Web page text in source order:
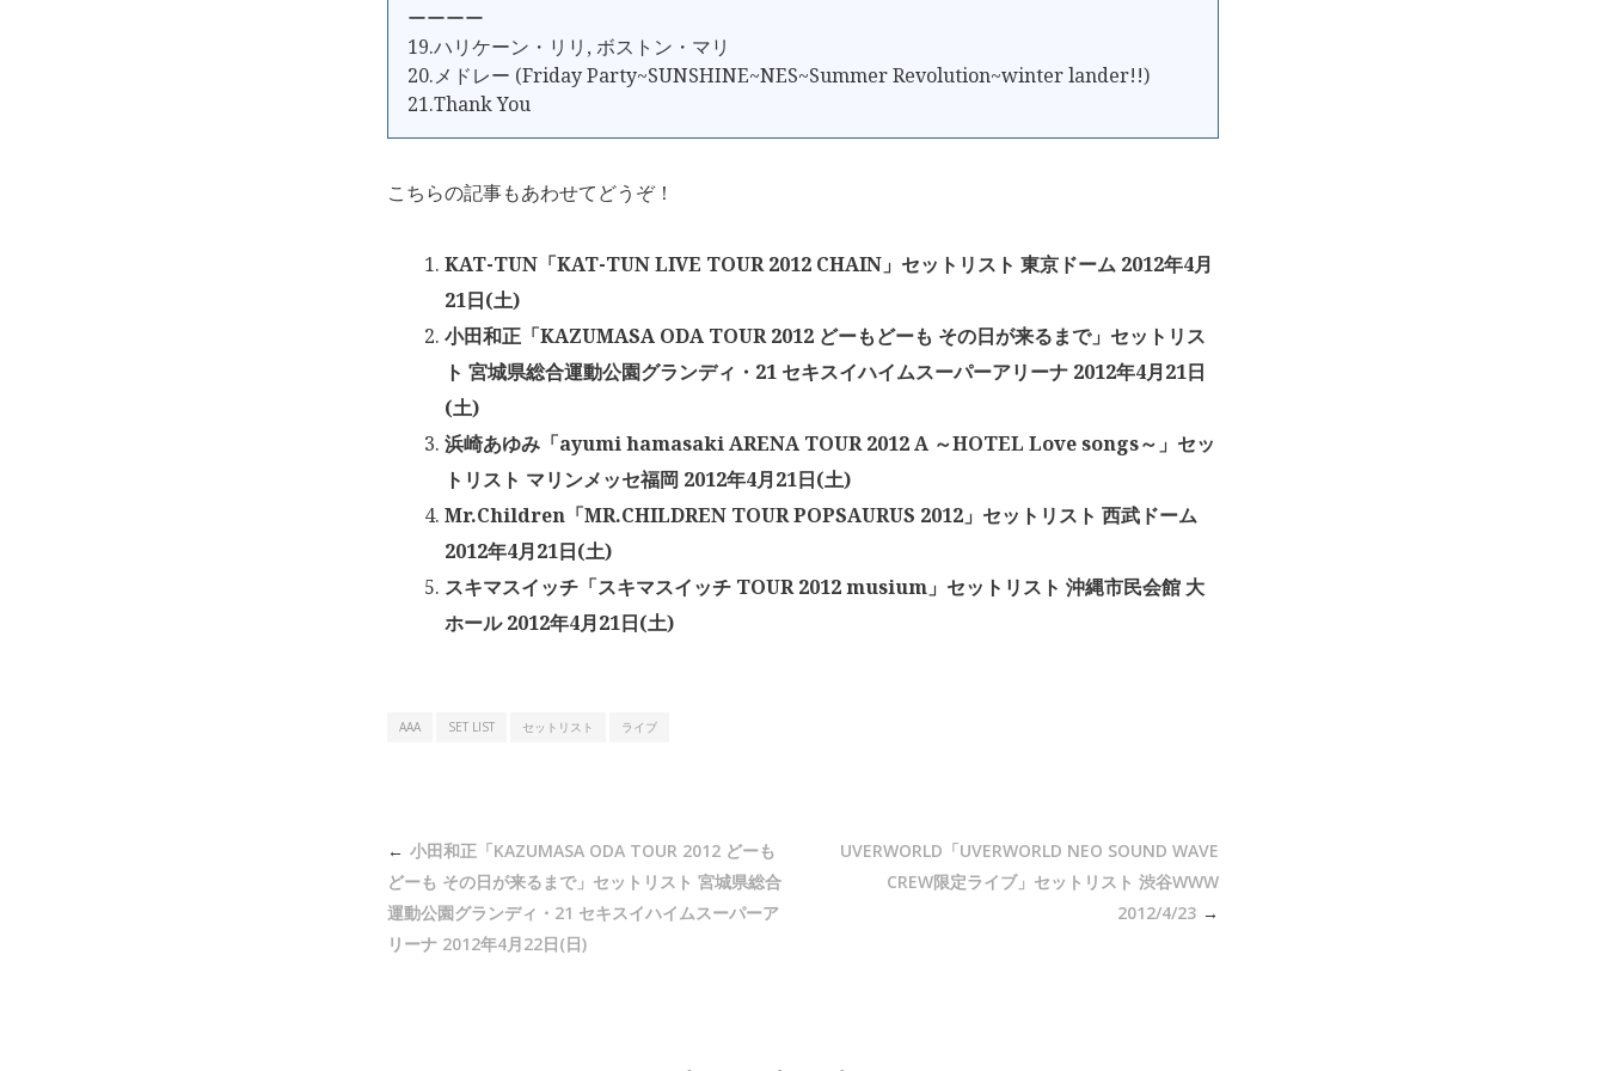
ーーーー
19.ハリケーン・リリ, ボストン・マリ
20.メドレー (Friday Party~SUNSHINE~NES~Summer Revolution~winter lander!!)
21.Thank You
こちらの記事もあわせてどうぞ！
KAT-TUN「KAT-TUN LIVE TOUR 2012 CHAIN」セットリスト 東京ドーム 2012年4月
21日(土)
小田和正「KAZUMASA ODA TOUR 2012 どーもどーも その日が来るまで」セットリス
ト 宮城県総合運動公園グランディ・21 セキスイハイムスーパーアリーナ 2012年4月21日
(土)
浜崎あゆみ「ayumi hamasaki ARENA TOUR 2012 A ～HOTEL Love songs～」セッ
トリスト マリンメッセ福岡 2012年4月21日(土)
Mr.Children「MR.CHILDREN TOUR POPSAURUS 2012」セットリスト 西武ドーム
2012年4月21日(土)
スキマスイッチ「スキマスイッチ TOUR 2012 musium」セットリスト 沖縄市民会館 大
ホール 2012年4月21日(土)
AAA SET LIST セットリスト ライブ
小田和正「KAZUMASA ODA TOUR 2012 どーも
どーも その日が来るまで」セットリスト 宮城県総合
運動公園グランディ・21 セキスイハイムスーパーア
リーナ 2012年4月22日(日)
UVERWORLD「UVERWORLD NEO SOUND WAVE
CREW限定ライブ」セットリスト 渋谷WWW
2012/4/23